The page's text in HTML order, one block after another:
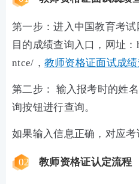
第一步：进入中国教育考
目的成绩查询入口，网址
ntce/， 教师资格证面试成
第二步： 输入报考时的姓
询按钮进行查询。
如果输入信息正确，对应考
02 教师资格证认定流程